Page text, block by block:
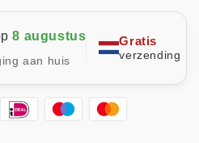
8 augustus
aan huis
Gratis
verzending